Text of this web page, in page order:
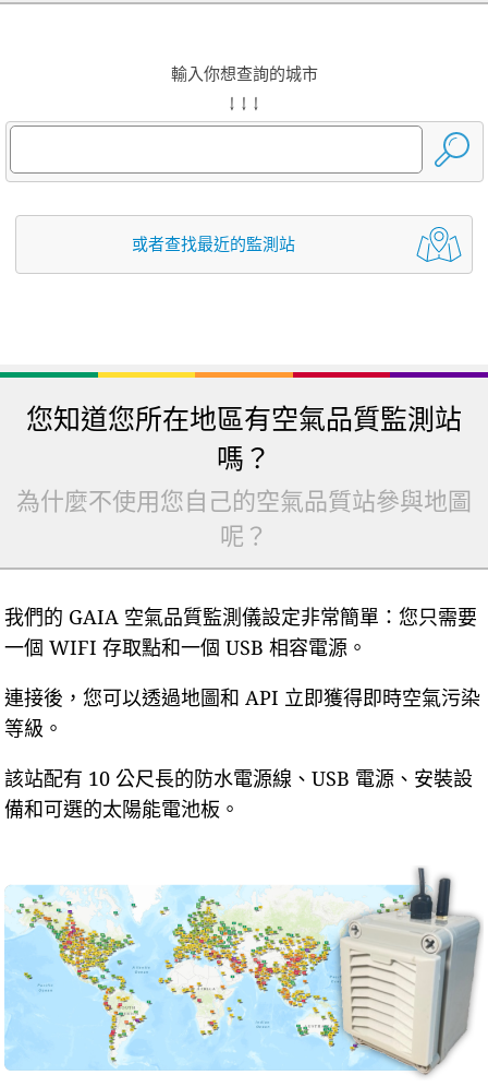
輸入你想查詢的城市
↓ ↓ ↓
或者查找最近的監測站
您知道您所在地區有空氣品質監測站
嗎？
為什麼不使用您自己的空氣品質站參與地圖
呢？
我們的 GAIA 空氣品質監測儀設定非常簡單：您只需要
一個 WIFI 存取點和一個 USB 相容電源。
連接後，您可以透過地圖和 API 立即獲得即時空氣污染
等級。
該站配有 10 公尺長的防水電源線、USB 電源、安裝設
備和可選的太陽能電池板。